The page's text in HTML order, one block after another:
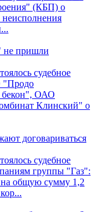
(КБП) о
неисполнения
не пришли
судебное
"Продо
ОАО
Клинский" о
договариваться
судебное
группы "Газ":
общую сумму 1,2